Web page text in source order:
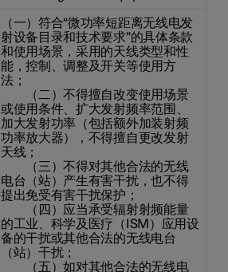
（一）符合“微功率短距离无线电发
射设备目录和技术要求”的具体条款
和使用场景，采用的天线类型和性
能，控制、调整及开关等使用方
法；
（二）不得擅自改变使用场景
或使用条件、扩大发射频率范围、
加大发射功率（包括额外加装射频
功率放大器），不得擅自更改发射
天线；
（三）不得对其他合法的无线
电台（站）产生有害干扰，也不得
提出免受有害干扰保护；
（四）应当承受辐射射频能量
的工业、科学及医疗（ISM）应用设
备的干扰或其他合法的无线电台
（站）干扰；
（五）如对其他合法的无线电